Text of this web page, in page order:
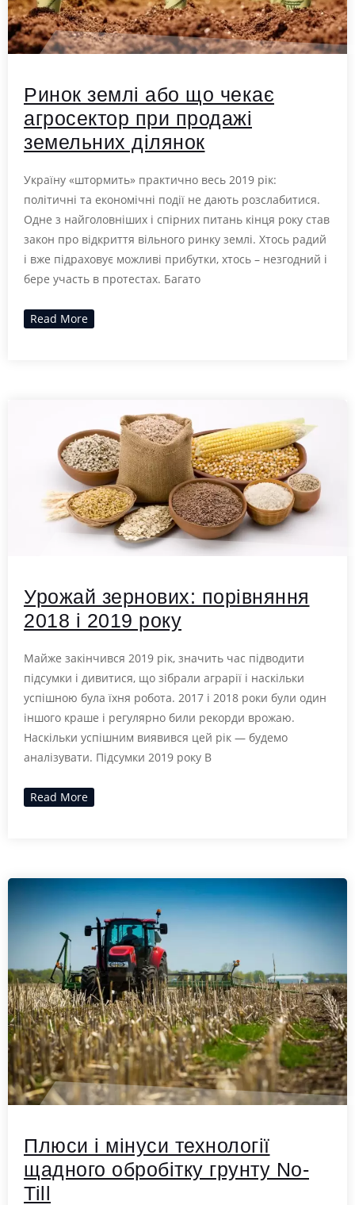
Ринок землі або що чекає
агросектор при продажі
земельних ділянок
Україну «штормить» практично весь 2019 рік:
політичні та економічні події не дають розслабитися.
Одне з найголовніших і спірних питань кінця року став
закон про відкриття вільного ринку землі. Хтось радий
і вже підраховує можливі прибутки, хтось – незгодний і
бере участь в протестах. Багато
Read More
Урожай зернових: порівняння
2018 і 2019 року
Майже закінчився 2019 рік, значить час підводити
підсумки і дивитися, що зібрали аграрії і наскільки
успішною була їхня робота. 2017 і 2018 роки були один
іншого краше і регулярно били рекорди врожаю.
Наскільки успішним виявився цей рік — будемо
аналізувати. Підсумки 2019 року В
Read More
Плюси і мінуси технології
щадного обробітку грунту No-
Till